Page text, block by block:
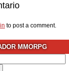
to post a comment.
MMORPG